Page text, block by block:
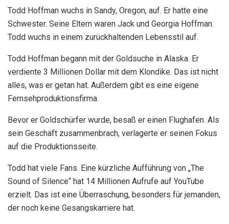
Todd Hoffman wuchs in Sandy, Oregon, auf. Er hatte eine
Schwester. Seine Eltern waren Jack und Georgia Hoffman.
Todd wuchs in einem zurückhaltenden Lebensstil auf.
Todd Hoffman begann mit der Goldsuche in Alaska. Er
verdiente 3 Millionen Dollar mit dem Klondike. Das ist nicht
alles, was er getan hat. Außerdem gibt es eine eigene
Fernsehproduktionsfirma.
Bevor er Goldschürfer wurde, besaß er einen Flughafen. Als
sein Geschäft zusammenbrach, verlagerte er seinen Fokus
auf die Produktionsseite.
Todd hat viele Fans. Eine kürzliche Aufführung von „The
Sound of Silence“ hat 14 Millionen Aufrufe auf YouTube
erzielt. Das ist eine Überraschung, besonders für jemanden,
der noch keine Gesangskarriere hat.